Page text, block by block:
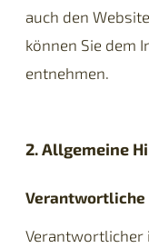
auch den
können Sie dem
entnehmen.
2. Allgemeine
Verantwortlicher